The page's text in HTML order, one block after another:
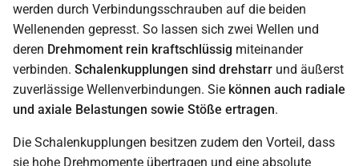
werden durch Verbindungsschrauben auf die beiden
Wellenenden gepresst. So lassen sich zwei Wellen und
deren Drehmoment rein kraftschlüssig miteinander
verbinden. Schalenkupplungen sind drehstarr und äußerst
zuverlässige Wellenverbindungen. Sie können auch radiale
und axiale Belastungen sowie Stöße ertragen.
Die Schalenkupplungen besitzen zudem den Vorteil, dass
sie hohe Drehmomente übertragen und eine absolute